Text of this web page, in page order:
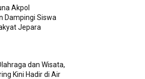
Akpol
Dampingi Siswa
Jepara
dan Wisata,
Kini Hadir di Air